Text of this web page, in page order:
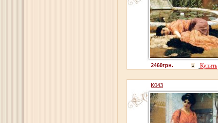
2460грн. Купить
K043